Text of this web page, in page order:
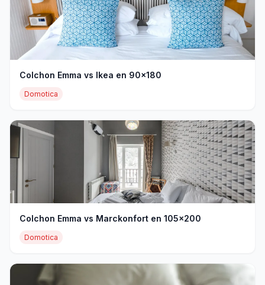
Colchon Emma vs Ikea en 90x180
Domotica
Colchon Emma vs Marckonfort en 105x200
Domotica